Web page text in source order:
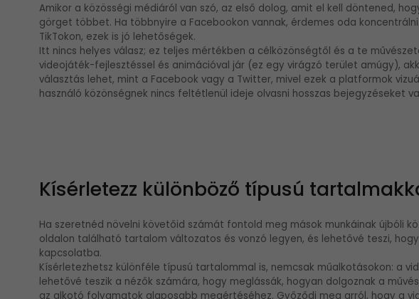
Amikor a közösségi médiáról van szó, az első dolog, amit el kell döntened,
görget többet. Ha többnyire a Facebookon vannak, érdemes oda
TikTokon, ezek is jó lehetőségek.
Itt nincs helyes válasz; ez teljes mértékben a célközönségtől és a te
videojáték-fejlesztéssel és animációval jár (ez egy virágzó terület amúgy),
választás lehet, mint a Facebook vagy a Twitter, mivel ezek a platformok
használó közönségnek nincs feltétlenül ideje olvasni hosszas bejegyzéseket
Kísérletezz különböző típusú
Ha szeretnéd növelni követőid számát fontold meg mások munkáinak újbóli
oldalon található tartalom változatos és vonzó legyen, és lehetővé teszi,
kapcsolatba.
Kísérletezhetsz különféle típusú tartalommal is, nemcsak műalkotásokon: a
lehetővé teszik a nézők számára, hogy meglássák, hogyan dolgoznak a
az alkotó folyamatok alaposabb megértéséhez. Győződj meg arról, hogy a